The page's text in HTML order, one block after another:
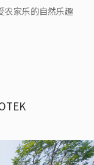
农家乐的自然乐趣